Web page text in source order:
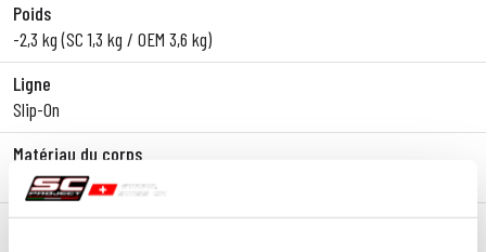
Poids
-2,3 kg (SC 1,3 kg / OEM 3,6 kg)
Ligne
Slip-On
Matériau du corps
Titane
Matériau de embout